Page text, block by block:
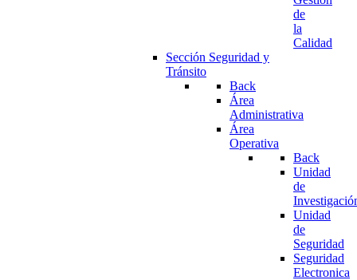
de
la
Calidad
Sección Seguridad y
Tránsito
Back
Área
Administrativa
Área
Operativa
Back
Unidad
de
Unidad
de
Seguridad
Seguridad
Electronica